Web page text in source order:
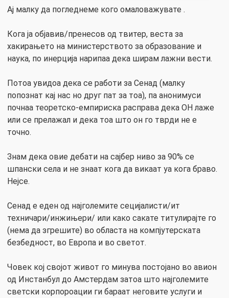
Ај малку да погледнеме кого омаловажувате .
Кога ја објавив/пренесов од твитер, веста за
хакирањето на министерството за образование и
наука, по инерција нарипаа дека ширам лажни вести.
Потоа увидоа дека се работи за Сенад (малку
попознат кај нас но друг пат за тоа), па анонимуси
почнаа теоретско-емпириска расправа дека ОН лаже
или се прелажал и дека тоа што он го тврди не е
точно.
Знам дека овие дебати на сајбер ниво за 90% се
шпански села и не знаат кога да викаат уа кога браво.
Нејсе.
Сенад е еден од најголемите сецијалисти/ит
техничари/инжињери/ или како сакате титулирајте го
(нема да згрешите) во областа на компјутерската
безбедност, во Европа и во светот.
Човек кој својот живот го минува постојано во авион
од Инстанбул до Амстердам затоа што најголемите
светски корпороации ги бараат неговите услуги и